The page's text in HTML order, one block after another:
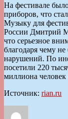
На фестивале
приборов, что
Музыку для
России Дмитрий
что серьезное
благодаря чему
нарушений. По
посетили 220
миллиона человек
Источник: rian.ru